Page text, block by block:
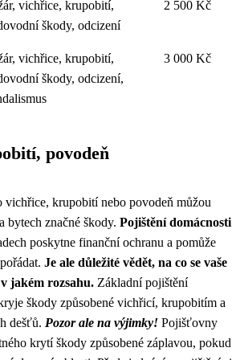
vichřice, krupobití,
škody, odcizení
2 500 Kč
vichřice, krupobití,
škody, odcizení,
3 000 Kč
povodeň
krupobití nebo povodeň můžou
bytech značné škody. Pojištění domácnosti
poskytne finanční ochranu a pomůže
Je ale důležité vědět, na co se vaše
jakém rozsahu. Základní pojištění
škody způsobené vichřicí, krupobitím a
dešťů. Pozor ale na výjimky! Pojišťovny
krytí škody způsobené záplavou, pokud